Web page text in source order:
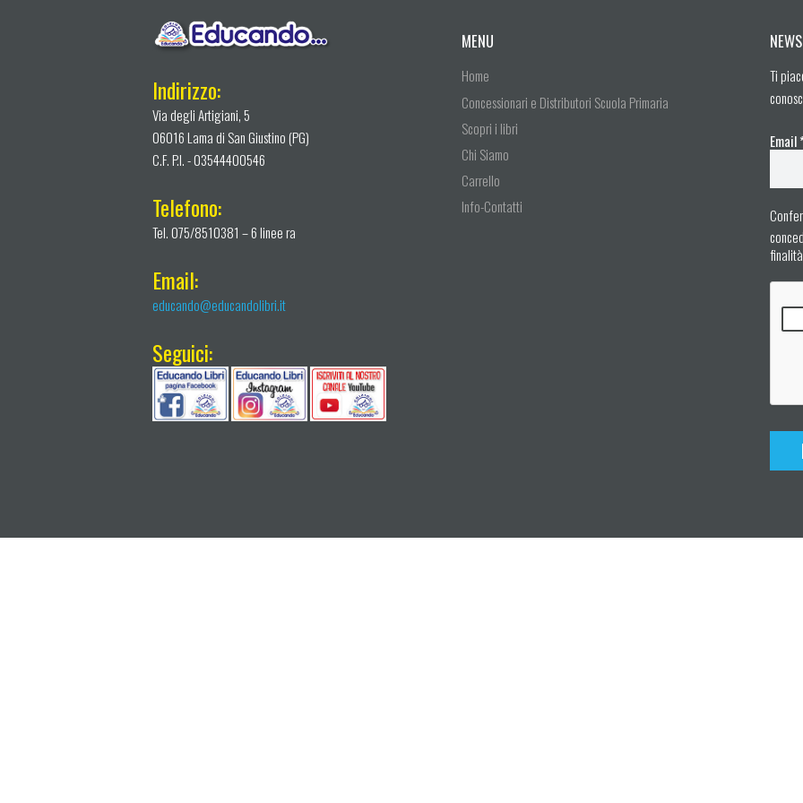
Indirizzo:
Via degli Artigiani, 5
06016 Lama di San Giustino (PG)
C.F. P.I. - 03544400546
Telefono:
Tel. 075/8510381 – 6 linee ra
Email:
educando@educandolibri.it
Seguici:
MENU
Home
Concessionari e Distributori Scuola Primaria
Scopri i libri
Chi Siamo
Carrello
Info-Contatti
Ti
Email